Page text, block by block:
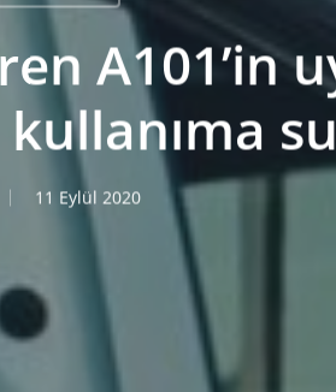
A101’in
11 Eylül 2020